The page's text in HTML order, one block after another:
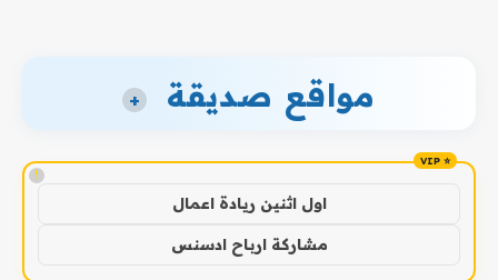
مواقع صديقة +
!
اول اثنين ريادة اعمال
مشاركة ارباح ادسنس